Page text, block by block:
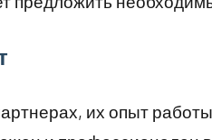
их опыт